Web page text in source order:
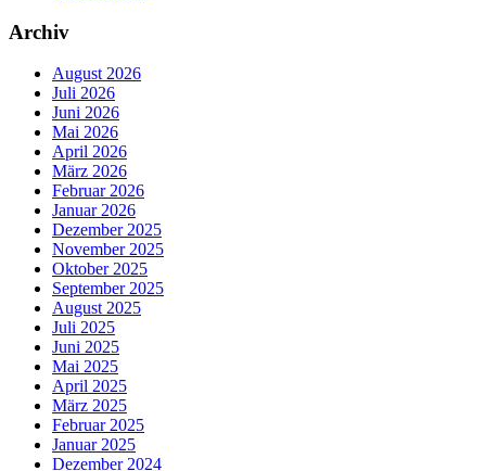
Archiv
August 2026
Juli 2026
Juni 2026
Mai 2026
April 2026
März 2026
Februar 2026
Januar 2026
Dezember 2025
November 2025
Oktober 2025
September 2025
August 2025
Juli 2025
Juni 2025
Mai 2025
April 2025
März 2025
Februar 2025
Januar 2025
Dezember 2024